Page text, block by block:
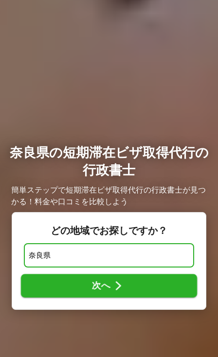
奈良県の短期滞在ビザ取得代行の
行政書士
簡単ステップで短期滞在ビザ取得代行の行政書士が見つ
かる！料金や口コミを比較しよう
どの地域でお探しですか？
次へ